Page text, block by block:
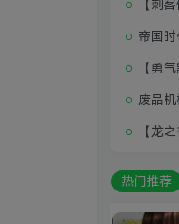
【勇
废品
【龙
热门推荐